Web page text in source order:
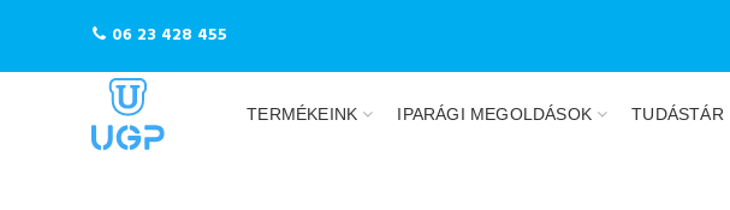
06 23 428 455
TERMÉKEINK IPARÁGI MEGOLDÁSOK TUDÁSTÁR